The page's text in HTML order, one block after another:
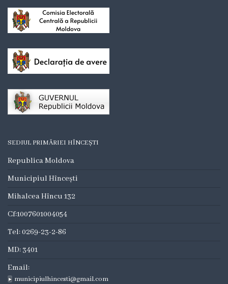
Secretarul
Consiliului
Consilieri
Comisii
de
Regulamente
Procese
Dezvoltare
SEDIUL PRIMĂRIEI HÎNCEȘTI
Republica Moldova
Municipiul Hîncești
Mihalcea Hîncu 132
Cf:1007601004054
Tel: 0269-23-2-86
MD: 3401
Email:
municipiulhincesti@gmail.com